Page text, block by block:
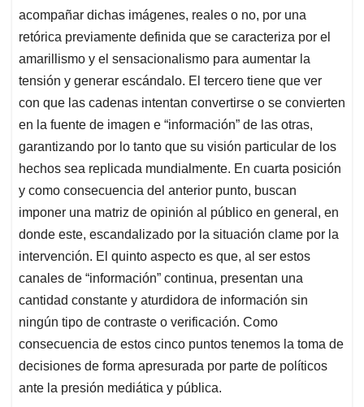
acompañar dichas imágenes, reales o no, por una
retórica previamente definida que se caracteriza por el
amarillismo y el sensacionalismo para aumentar la
tensión y generar escándalo. El tercero tiene que ver
con que las cadenas intentan convertirse o se convierten
en la fuente de imagen e “información” de las otras,
garantizando por lo tanto que su visión particular de los
hechos sea replicada mundialmente. En cuarta posición
y como consecuencia del anterior punto, buscan
imponer una matriz de opinión al público en general, en
donde este, escandalizado por la situación clame por la
intervención. El quinto aspecto es que, al ser estos
canales de “información” continua, presentan una
cantidad constante y aturdidora de información sin
ningún tipo de contraste o verificación. Como
consecuencia de estos cinco puntos tenemos la toma de
decisiones de forma apresurada por parte de políticos
ante la presión mediática y pública.